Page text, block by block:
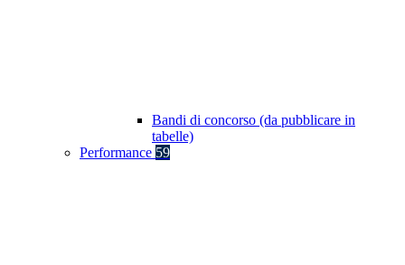
Bandi di concorso (da pubblicare in
tabelle)
Performance 59